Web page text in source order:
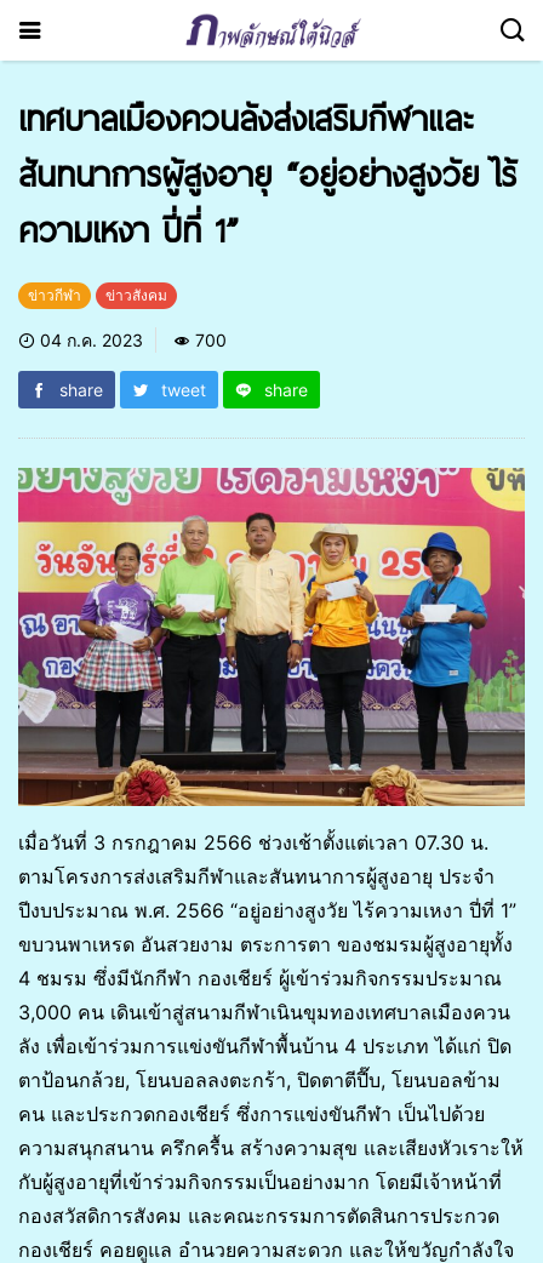
เทศบาลเมืองควนลังส่งเสริมกีฬาและ
สันทนาการผู้สูงอายุ “อยู่อย่างสูงวัย ไร้
ความเหงา ปี่ที่ 1”
ข่าวกีฬา ข่าวสังคม
04 ก.ค. 2023 700
share tweet share
เมื่อวันที่ 3 กรกฎาคม 2566 ช่วงเช้าตั้งแต่เวลา 07.30 น.
ตามโครงการส่งเสริมกีฬาและสันทนาการผู้สูงอายุ ประจำ
ปีงบประมาณ พ.ศ. 2566 “อยู่อย่างสูงวัย ไร้ความเหงา ปี่ที่ 1”
ขบวนพาเหรด อันสวยงาม ตระการตา ของชมรมผู้สูงอายุทั้ง
4 ชมรม ซึ่งมีนักกีฬา กองเชียร์ ผู้เข้าร่วมกิจกรรมประมาณ
3,000 คน เดินเข้าสู่สนามกีฬาเนินขุมทองเทศบาลเมืองควน
ลัง เพื่อเข้าร่วมการแข่งขันกีฬาพื้นบ้าน 4 ประเภท ได้แก่ ปิด
ตาป้อนกล้วย, โยนบอลลงตะกร้า, ปิดตาตีปี๊บ, โยนบอลข้าม
คน และประกวดกองเชียร์ ซึ่งการแข่งขันกีฬา เป็นไปด้วย
ความสนุกสนาน ครึกครื้น สร้างความสุข และเสียงหัวเราะให้
กับผู้สูงอายุที่เข้าร่วมกิจกรรมเป็นอย่างมาก โดยมีเจ้าหน้าที่
กองสวัสดิการสังคม และคณะกรรมการตัดสินการประกวด
กองเชียร์ คอยดูแล อำนวยความสะดวก และให้ขวัญกำลังใจ